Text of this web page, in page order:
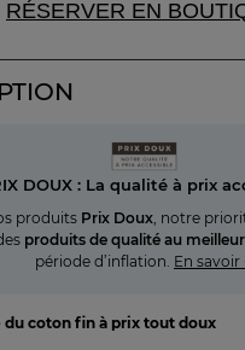
RÉSERVER EN
DOUX : La qualité à prix
produits Prix Doux, notre
produits de qualité au
période d’inflation. En savoir
du coton fin à prix tout doux